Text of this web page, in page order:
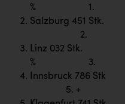
Wirtschaftskammer OÖ
ZULuft - Zukunft Luft Austria
z.l.ö.
Österreichisches
% 1.
Salzburg
2.
Linz 032
% 3.
Innsbruck
5. +